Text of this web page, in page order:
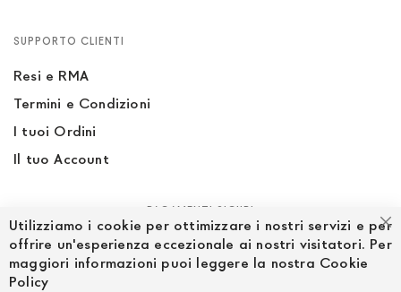
SUPPORTO CLIENTI
Resi e RMA
Termini e Condizioni
I tuoi Ordini
Il tuo Account
PAGAMENTI SICURI
Utilizziamo i cookie per ottimizzare i nostri servizi e per
offrire un'esperienza eccezionale ai nostri visitatori. Per
maggiori informazioni puoi leggere la nostra Cookie
Policy